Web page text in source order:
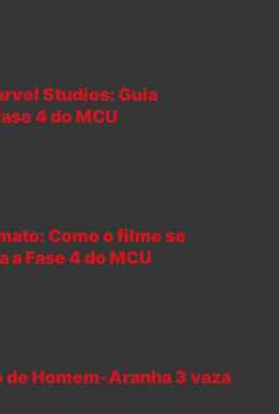
Studios: Guia
4 do MCU
Como o filme se
Fase 4 do MCU
Homem-Aranha 3 vaza